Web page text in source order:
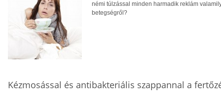
némi túlzással minden harmadik reklám
betegségről?
Kézmosással és antibakteriális szappannal a